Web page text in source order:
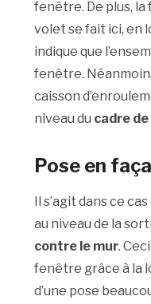
fenêtre. De plus, la
volet se fait ici, en
indique que
fenêtre.
caisson
niveau du cadre
Pose en
Il s’agit dans ce
au niveau de la
contre le mur.
fenêtre grâce à la
d’une pose